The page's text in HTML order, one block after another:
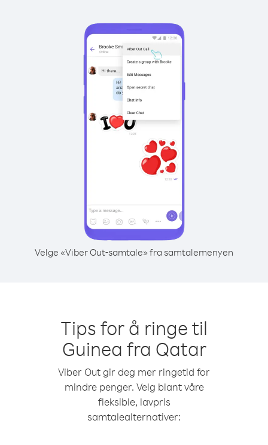
Velge «Viber Out-samtale» fra samtalemenyen
Tips for å ringe til
Guinea fra Qatar
Viber Out gir deg mer ringetid for
mindre penger. Velg blant våre
fleksible, lavpris
samtalealternativer: